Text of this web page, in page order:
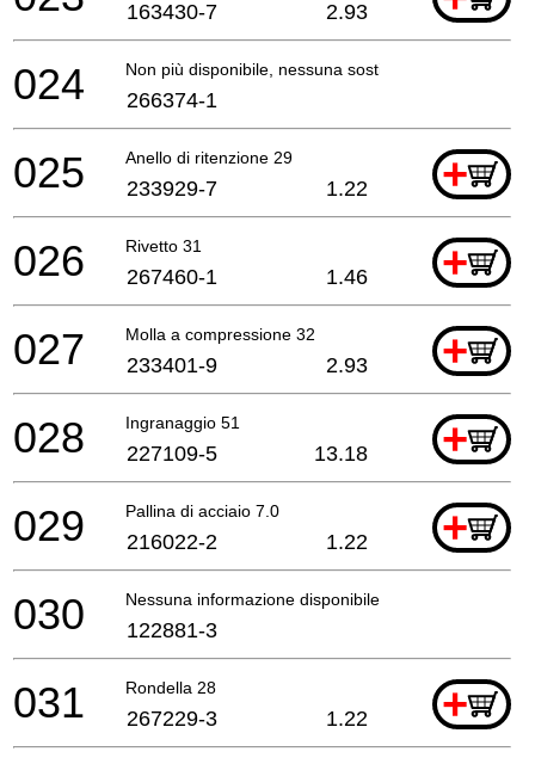
163430-7 2.93
Non più disponibile, nessuna sostituzione
024 266374-1
Anello di ritenzione 29 +
025 233929-7 1.22
Rivetto 31 +
026 267460-1 1.46
Molla a compressione 32 +
027 233401-9 2.93
Ingranaggio 51 +
028 227109-5 13.18
Pallina di acciaio 7.0 +
029 216022-2 1.22
Nessuna informazione disponibile, non ordinabile
030 122881-3
Rondella 28 +
031 267229-3 1.22